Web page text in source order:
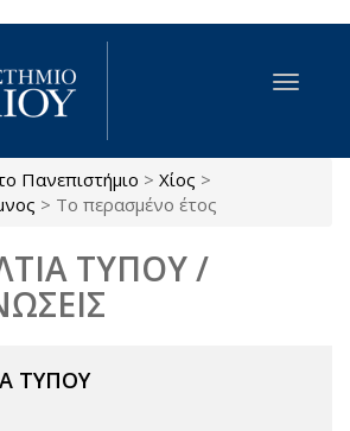
περιεχόμενο
Toggle
Πανεπιστήμιο > Χίος >
> Το περασμένο έτος
ΤΥΠΟΥ /
ΤΥΠΟΥ